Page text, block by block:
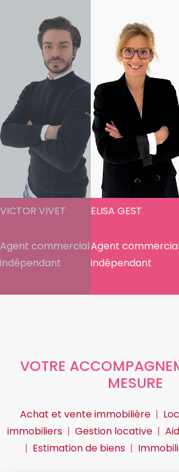
VICTOR VIVET
Agent commercial
indépendant
ELISA GEST
Agent
indépendant
VOTRE
MESURE
Achat et vente immobilière |
immobiliers | Gestion locative |
| Estimation de biens |